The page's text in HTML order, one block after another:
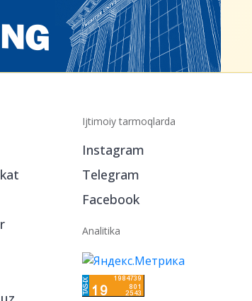
Ijtimoiy tarmoqlarda
Instagram
Telegram
Facebook
Analitika